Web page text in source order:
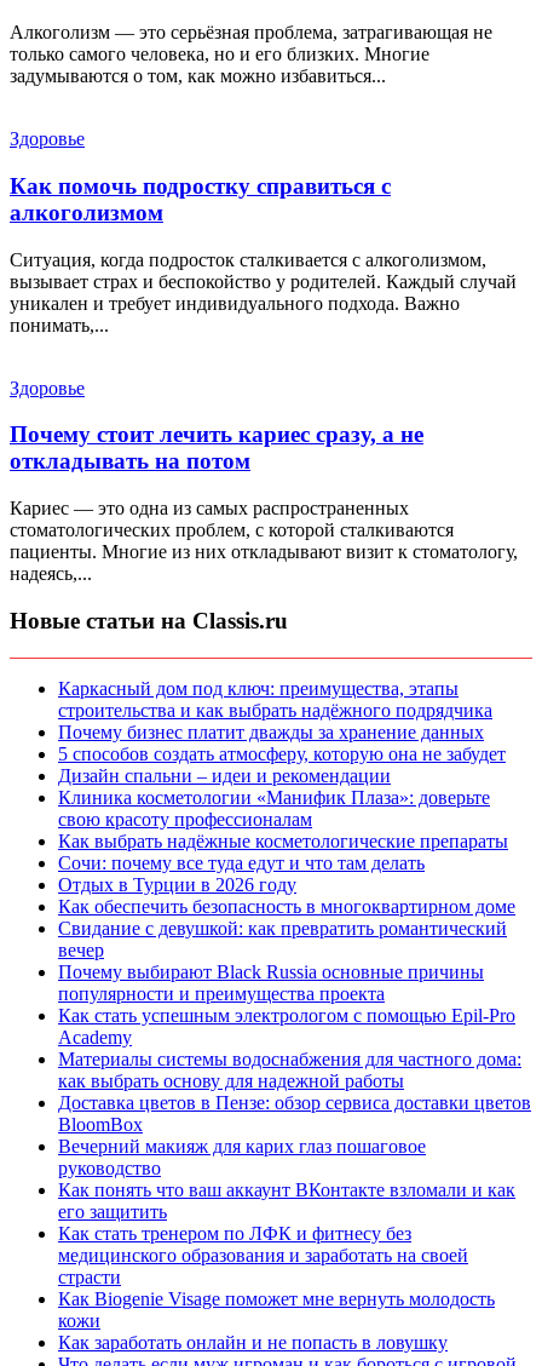
Алкоголизм — это серьёзная проблема, затрагивающая не
только самого человека, но и его близких. Многие
задумываются о том, как можно избавиться...
Здоровье
Как помочь подростку справиться с
алкоголизмом
Ситуация, когда подросток сталкивается с алкоголизмом,
вызывает страх и беспокойство у родителей. Каждый случай
уникален и требует индивидуального подхода. Важно
понимать,...
Здоровье
Почему стоит лечить кариес сразу, а не
откладывать на потом
Кариес — это одна из самых распространенных
стоматологических проблем, с которой сталкиваются
пациенты. Многие из них откладывают визит к стоматологу,
надеясь,...
Новые статьи на Classis.ru
Каркасный дом под ключ: преимущества, этапы
строительства и как выбрать надёжного подрядчика
Почему бизнес платит дважды за хранение данных
5 способов создать атмосферу, которую она не забудет
Дизайн спальни – идеи и рекомендации
Клиника косметологии «Манифик Плаза»: доверьте
свою красоту профессионалам
Как выбрать надёжные косметологические препараты
Сочи: почему все туда едут и что там делать
Отдых в Турции в 2026 году
Как обеспечить безопасность в многоквартирном доме
Свидание с девушкой: как превратить романтический
вечер
Почему выбирают Black Russia основные причины
популярности и преимущества проекта
Как стать успешным электрологом с помощью Epil-Pro
Academy
Материалы системы водоснабжения для частного дома:
как выбрать основу для надежной работы
Доставка цветов в Пензе: обзор сервиса доставки цветов
BloomBox
Вечерний макияж для карих глаз пошаговое
руководство
Как понять что ваш аккаунт ВКонтакте взломали и как
его защитить
Как стать тренером по ЛФК и фитнесу без
медицинского образования и заработать на своей
страсти
Как Biogenie Visage поможет мне вернуть молодость
кожи
Как заработать онлайн и не попасть в ловушку